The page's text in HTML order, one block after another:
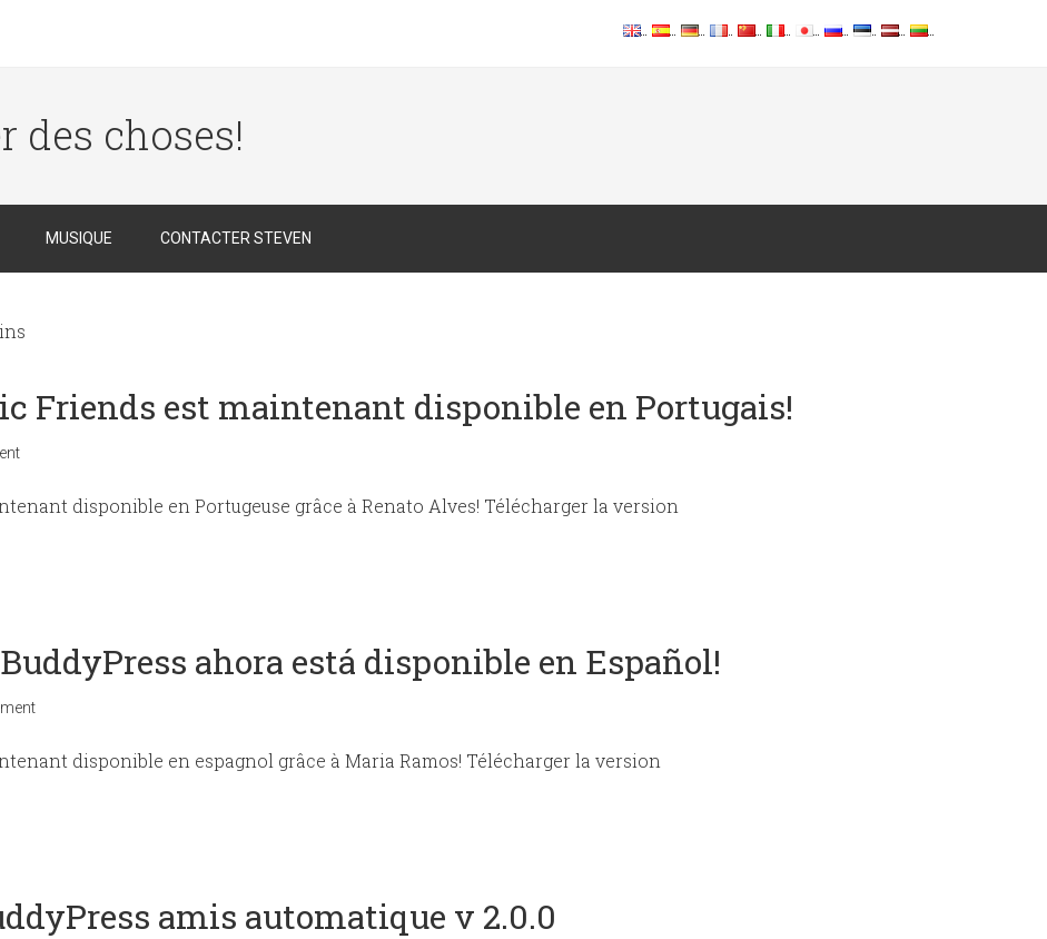
des choses!
MUSIQUE CONTACTER STEVEN
Friends est maintenant disponible en Portugais!
disponible en Portugeuse grâce à Renato Alves! Télécharger la version
ahora está disponible en Español!
disponible en espagnol grâce à Maria Ramos! Télécharger la version
amis automatique v 2.0.0